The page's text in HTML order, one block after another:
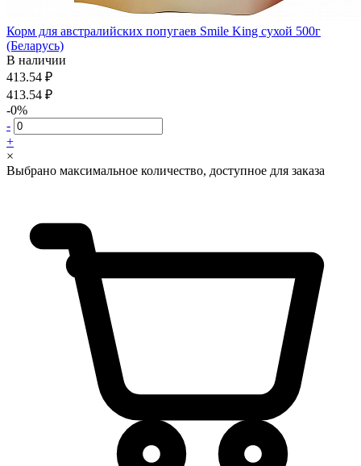
Корм для австралийских попугаев Smile King сухой 500г
(Беларусь)
В наличии
413.54 ₽
413.54 ₽
-0%
-
+
×
Выбрано максимальное количество, доступное для заказа